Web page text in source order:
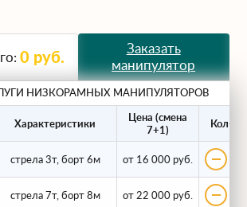
благодаря заниженной
- 1.0 метр).
мы перевозим?
незаменима для
бытовок и блок-контейнеров
0руб.
Заказать
манипулятор
НИЗКОРАМНЫХ МАНИПУЛЯТОРОВ
Характеристики
Цена (смена
7+1)
Кол-во
стрела 3т, борт 6м от 16 000 руб.
стрела 7т, борт 8м от 22 000 руб.